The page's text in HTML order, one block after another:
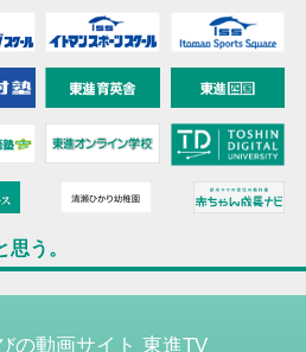
う。
の動画サイト 東進TV